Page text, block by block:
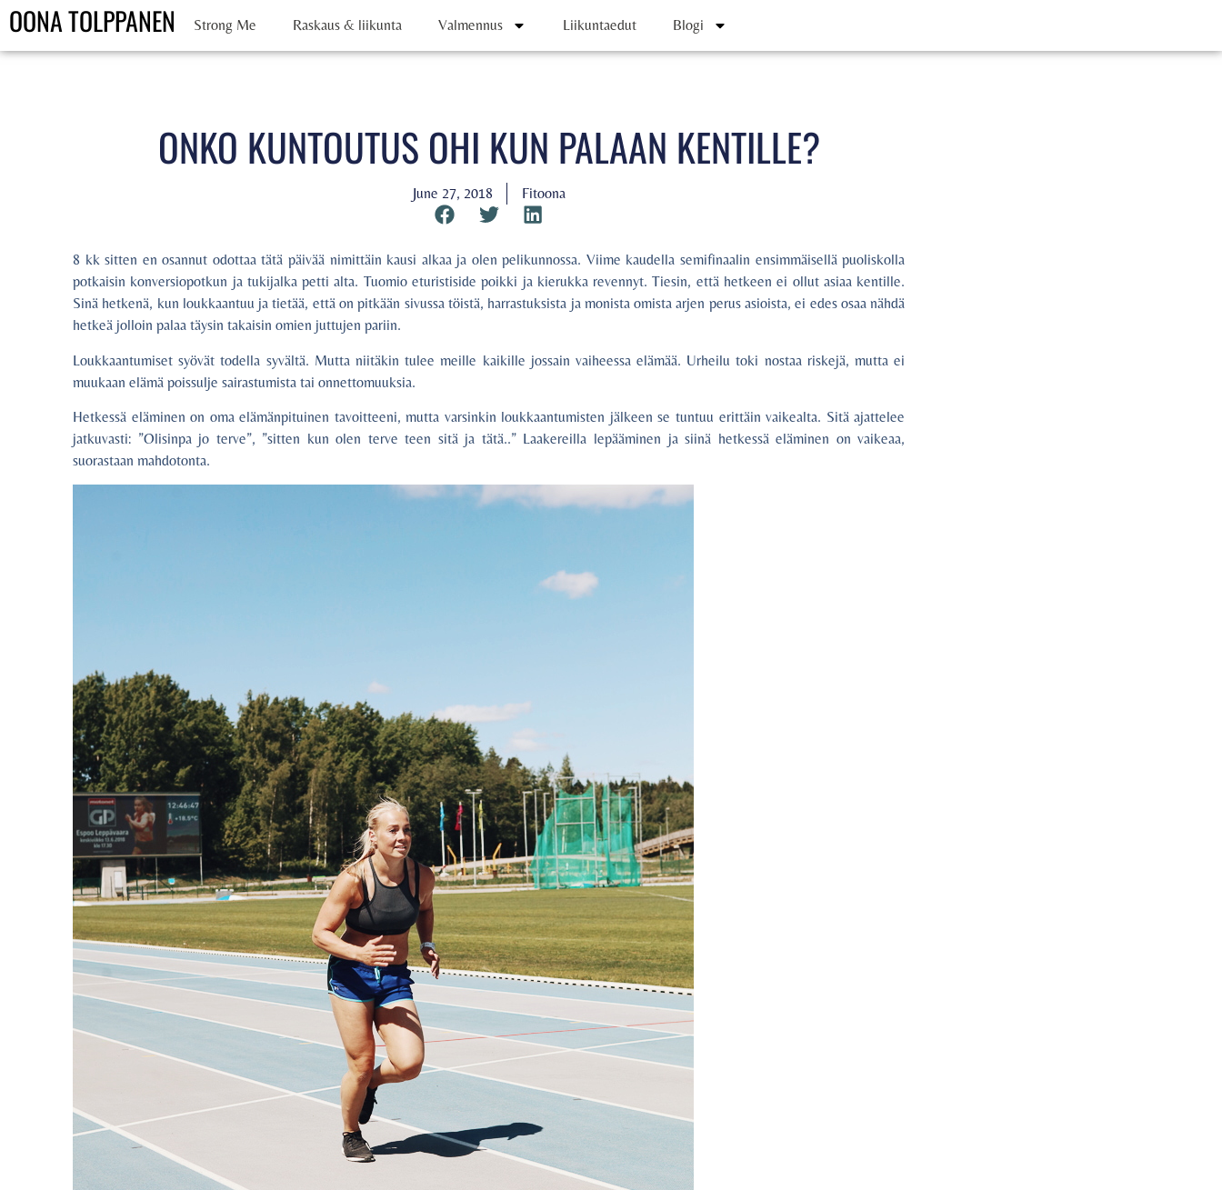
OONA TOLPPANEN Strong Me Raskaus & liikunta Valmennus Liikuntaedut Blogi
ONKO KUNTOUTUS OHI KUN PALAAN KENTILLE?
June 27, 2018 Fitoona
8 kk sitten en osannut odottaa tätä päivää nimittäin kausi alkaa ja olen pelikunnossa. Viime kaudella semifinaalin ensimmäisellä puoliskolla
potkaisin konversiopotkun ja tukijalka petti alta. Tuomio eturistiside poikki ja kierukka revennyt. Tiesin, että hetkeen ei ollut asiaa kentille.
Sinä hetkenä, kun loukkaantuu ja tietää, että on pitkään sivussa töistä, harrastuksista ja monista omista arjen perus asioista, ei edes osaa nähdä
hetkeä jolloin palaa täysin takaisin omien juttujen pariin.
Loukkaantumiset syövät todella syvältä. Mutta niitäkin tulee meille kaikille jossain vaiheessa elämää. Urheilu toki nostaa riskejä, mutta ei
muukaan elämä poissulje sairastumista tai onnettomuuksia.
Hetkessä eläminen on oma elämänpituinen tavoitteeni, mutta varsinkin loukkaantumisten jälkeen se tuntuu erittäin vaikealta. Sitä ajattelee
jatkuvasti: ”Olisinpa jo terve”, ”sitten kun olen terve teen sitä ja tätä..” Laakereilla lepääminen ja siinä hetkessä eläminen on vaikeaa,
suorastaan mahdotonta.